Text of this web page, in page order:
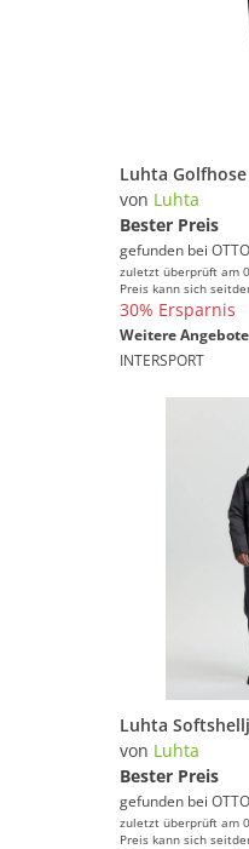
von Luhta
Bester Preis
gefunden bei OTTO
zuletzt überprüft am
Preis kann sich
30% Ersparnis
Weitere
INTERSPORT
von Luhta
Bester Preis
gefunden bei OTTO
zuletzt überprüft am
Preis kann sich